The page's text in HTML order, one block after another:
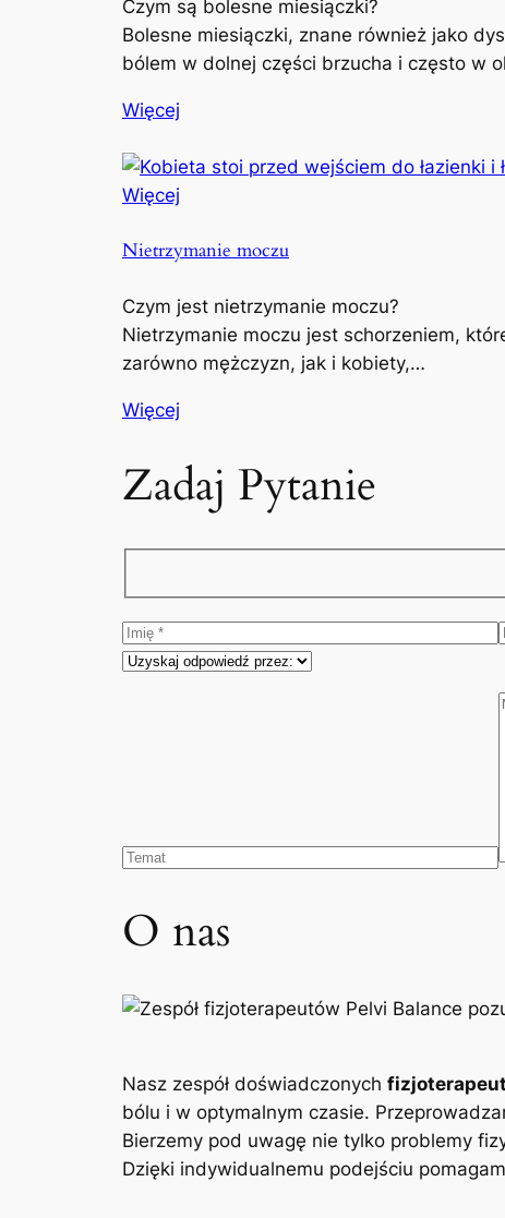
Czym są bolesne miesiączki?
Bolesne miesiączki, znane również jako
bólem w dolnej części brzucha i często w
Więcej
Więcej
Nietrzymanie moczu
Czym jest nietrzymanie moczu?
Nietrzymanie moczu jest schorzeniem,
zarówno mężczyzn, jak i kobiety,…
Więcej
Zadaj Pytanie
O nas
Nasz zespół doświadczonych
bólu i w optymalnym czasie.
Bierzemy pod uwagę nie tylko problemy
Dzięki indywidualnemu podejściu